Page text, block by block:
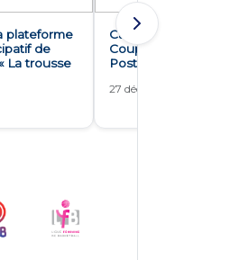
plateforme
de
La trousse
Cap sur les 8èmes
Coupe de France
Poste
27 décembre 2025